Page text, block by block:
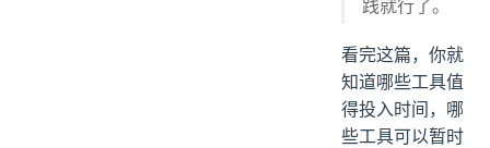
践就行了。
看完这篇，你就
知道哪些工具值
得投入时间，哪
些工具可以暂时